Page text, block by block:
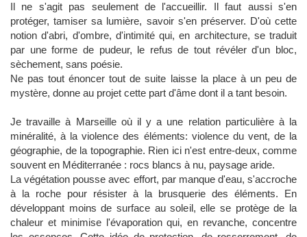
Il ne s'agit pas seulement de l'accueillir. Il faut aussi s'en
protéger, tamiser sa lumière, savoir s'en préserver. D'où cette
notion d'abri, d'ombre, d'intimité qui, en architecture, se traduit
par une forme de pudeur, le refus de tout révéler d'un bloc,
sèchement, sans poésie.
Ne pas tout énoncer tout de suite laisse la place à un peu de
mystère, donne au projet cette part d'âme dont il a tant besoin.
Je travaille à Marseille où il y a une relation particulière à la
minéralité, à la violence des éléments: violence du vent, de la
géographie, de la topographie. Rien ici n'est entre-deux, comme
souvent en Méditerranée : rocs blancs à nu, paysage aride.
La végétation pousse avec effort, par manque d'eau, s'accroche
à la roche pour résister à la brusquerie des éléments. En
développant moins de surface au soleil, elle se protège de la
chaleur et minimise l'évaporation qui, en revanche, concentre